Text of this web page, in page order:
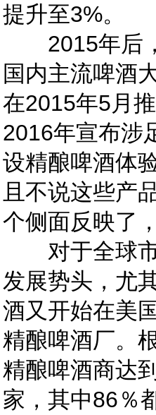
提升至3%。
2015年后，
国内主流啤酒
在2015年5月
2016年宣布涉
设精酿啤酒体
且不说这些产
个侧面反映了
对于全球市
发展势头，尤
酒又开始在美
精酿啤酒厂。
精酿啤酒商达
家，其中86％